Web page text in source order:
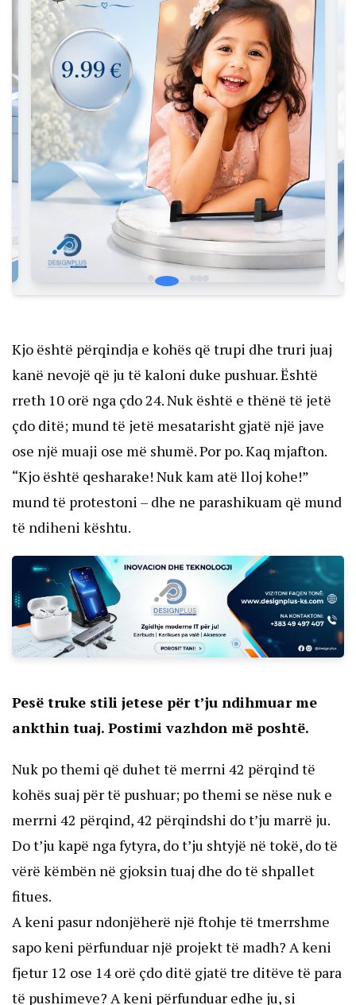
Kjo është përqindja e kohës që trupi dhe truri juaj
kanë nevojë që ju të kaloni duke pushuar. Është
rreth 10 orë nga çdo 24. Nuk është e thënë të jetë
çdo ditë; mund të jetë mesatarisht gjatë një jave
ose një muaji ose më shumë. Por po. Kaq mjafton.
“Kjo është qesharake! Nuk kam atë lloj kohe!”
mund të protestoni – dhe ne parashikuam që mund
të ndiheni kështu.
Pesë truke stili jetese për t’ju ndihmuar me
ankthin tuaj. Postimi vazhdon më poshtë.
Nuk po themi që duhet të merrni 42 përqind të
kohës suaj për të pushuar; po themi se nëse nuk e
merrni 42 përqind, 42 përqindshi do t’ju marrë ju.
Do t’ju kapë nga fytyra, do t’ju shtyjë në tokë, do të
vërë këmbën në gjoksin tuaj dhe do të shpallet
fitues.
A keni pasur ndonjëherë një ftohje të tmerrshme
sapo keni përfunduar një projekt të madh? A keni
fjetur 12 ose 14 orë çdo ditë gjatë tre ditëve të para
të pushimeve? A keni përfunduar edhe ju, si